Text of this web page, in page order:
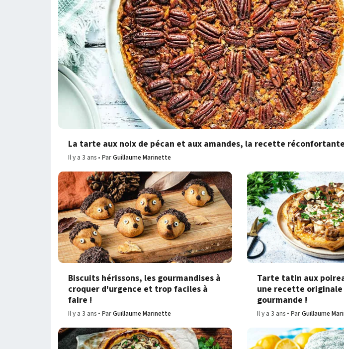
La tarte aux noix de pécan et aux amandes, la recette
Il y a 3 ans ParGuillaume Marinette
Biscuits hérissons, les gourmandises à
croquer d'urgence et trop faciles à
faire !
Il y a 3 ans ParGuillaume Marinette
Tarte tatin aux
une recette
gourmande !
Il y a 3 ans ParGuillaume